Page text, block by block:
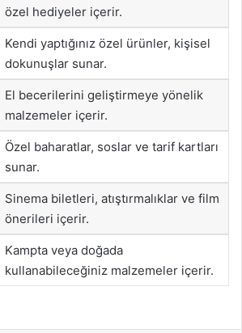
özel hediyeler içerir.
Kendi yaptığınız özel ürünler, kişisel
dokunuşlar sunar.
El becerilerini geliştirmeye yönelik
malzemeler içerir.
Özel baharatlar, soslar ve tarif kartları
sunar.
Sinema biletleri, atıştırmalıklar ve film
önerileri içerir.
Kampta veya doğada
kullanabileceğiniz malzemeler içerir.